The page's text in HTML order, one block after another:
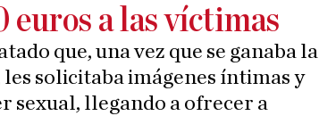
euros a las víctimas
que, una vez que se ganaba la
solicitaba imágenes íntimas y
sexual, llegando a ofrecer a